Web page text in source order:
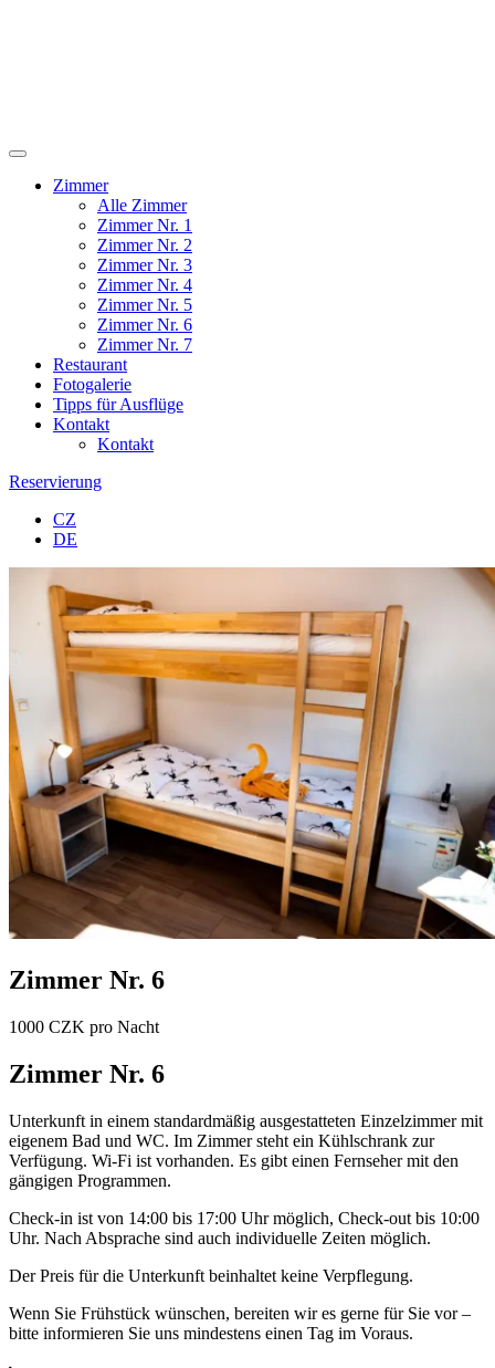
Zimmer
Alle Zimmer
Zimmer Nr. 1
Zimmer Nr. 2
Zimmer Nr. 3
Zimmer Nr. 4
Zimmer Nr. 5
Zimmer Nr. 6
Zimmer Nr. 7
Restaurant
Fotogalerie
Tipps für Ausflüge
Kontakt
Kontakt
Reservierung
CZ
DE
Zimmer Nr. 6
1000 CZK pro Nacht
Zimmer Nr. 6
Unterkunft in einem standardmäßig ausgestatteten Einzelzimmer mit
eigenem Bad und WC. Im Zimmer steht ein Kühlschrank zur
Verfügung. Wi-Fi ist vorhanden. Es gibt einen Fernseher mit den
gängigen Programmen.
Check-in ist von 14:00 bis 17:00 Uhr möglich, Check-out bis 10:00
Uhr. Nach Absprache sind auch individuelle Zeiten möglich.
Der Preis für die Unterkunft beinhaltet keine Verpflegung.
Wenn Sie Frühstück wünschen, bereiten wir es gerne für Sie vor –
bitte informieren Sie uns mindestens einen Tag im Voraus.